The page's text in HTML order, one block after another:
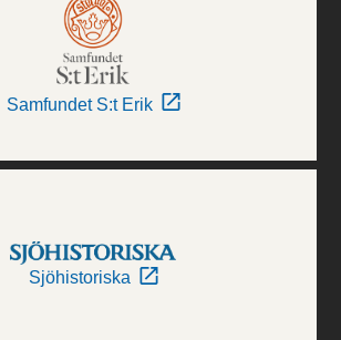
Samfundet S:t Erik
Sjöhistoriska